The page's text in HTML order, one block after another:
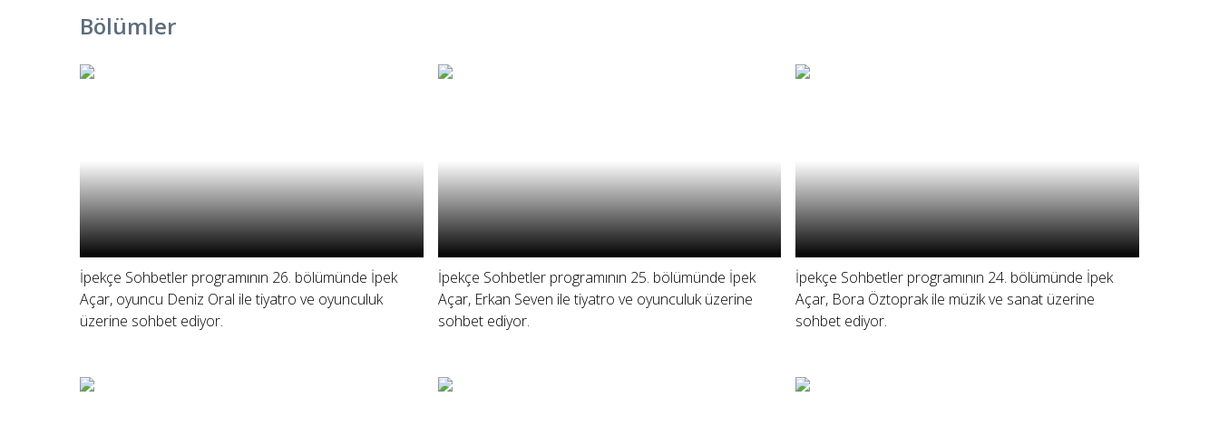
Bölümler
İpekçe Sohbetler programının 26. bölümünde İpek
Açar, oyuncu Deniz Oral ile tiyatro ve oyunculuk
üzerine sohbet ediyor.
İpekçe Sohbetler programının 25. bölümünde İpek
Açar, Erkan Seven ile tiyatro ve oyunculuk üzerine
sohbet ediyor.
İpekçe Sohbetler programının 24. bölümünde İpek
Açar, Bora Öztoprak ile müzik ve sanat üzerine
sohbet ediyor.